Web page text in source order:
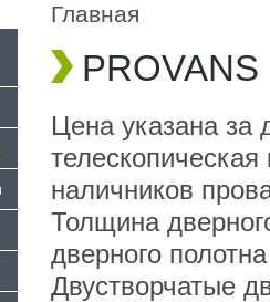
Главная
PROVANS
Цена указана за
наличников
Толщина
дверного
Двустворчатые